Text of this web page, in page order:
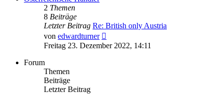
2 Themen
8 Beiträge
Letzter Beitrag Re: British only Austria
von edwardturner
Beitrag
Freitag 23. Dezember 2022, 14:11
Forum
Themen
Beiträge
Letzter Beitrag